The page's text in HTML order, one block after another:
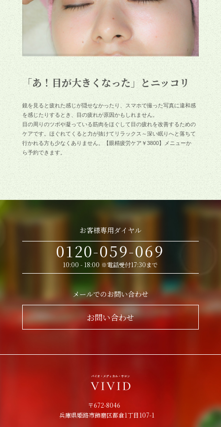
「あ！目が大きくなった」とニッコリ
鏡を見ると疲れた感じが隠せなかったり、スマホで撮った写真に違和感
を感じたりするとき、目の疲れが原因かもしれません。
目の周りのツボや凝っている筋肉をほぐして目の疲れを改善するための
ケアです。ほぐれてくると力が抜けてリラックス～深い眠りへと落ちて
行かれる方も少なくありません。【眼精疲労ケア￥3800】メニューか
ら予約できます。
お客様専用ダイヤル
0120-059-069
10:00 - 18:00 ※電話受付17:30まで
メールでのお問い合わせ
お問い合わせ
〒672-8046
兵庫県姫路市飾磨区都倉1丁目107-1